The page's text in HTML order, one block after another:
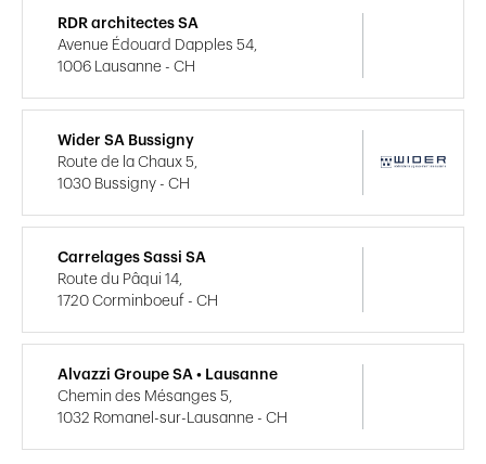
RDR architectes SA
Avenue Édouard Dapples 54,
1006 Lausanne - CH
Wider SA Bussigny
Route de la Chaux 5,
1030 Bussigny - CH
Carrelages Sassi SA
Route du Pâqui 14,
1720 Corminboeuf - CH
Alvazzi Groupe SA • Lausanne
Chemin des Mésanges 5,
1032 Romanel-sur-Lausanne - CH